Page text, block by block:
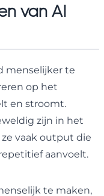
van AI
menselijker te
op het
en stroomt.
zijn in het
vaak output die
aanvoelt.
te maken,